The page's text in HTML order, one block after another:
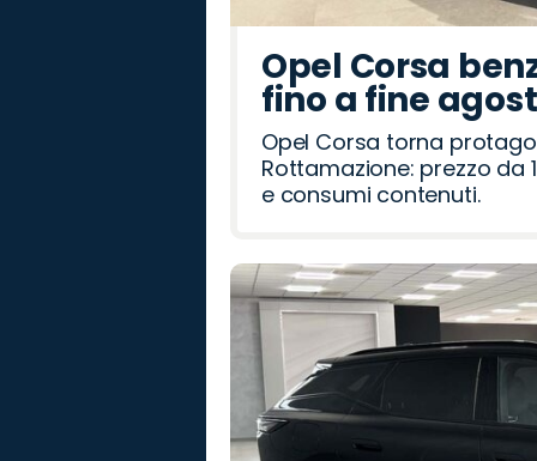
Opel Corsa
fino a fine
Opel Corsa torna
Rottamazione: prezzo da
e consumi contenuti.